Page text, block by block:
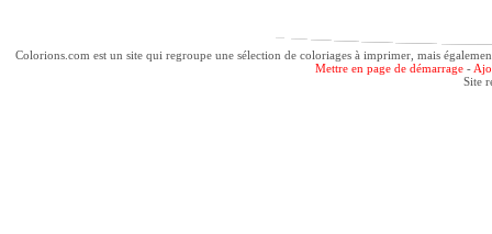
Colorions.com est un site qui regroupe une sélection de coloriages à imprimer, mais
Mettre en page de démarrage -
Site